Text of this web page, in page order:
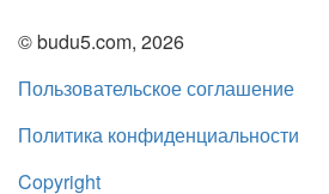
© budu5.com, 2026
Пользовательское соглашение
Политика конфиденциальности
Copyright